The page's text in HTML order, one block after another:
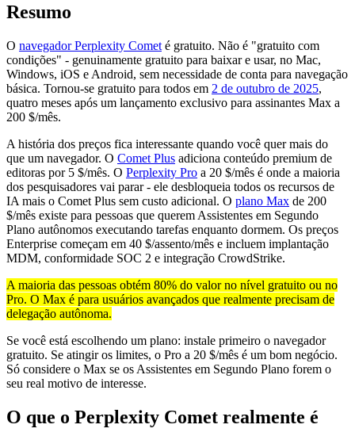
Resumo
O navegador Perplexity Comet é gratuito. Não é "gratuito com
condições" - genuinamente gratuito para baixar e usar, no Mac,
Windows, iOS e Android, sem necessidade de conta para navegação
básica. Tornou-se gratuito para todos em 2 de outubro de 2025,
quatro meses após um lançamento exclusivo para assinantes Max a
200 $/mês.
A história dos preços fica interessante quando você quer mais do
que um navegador. O Comet Plus adiciona conteúdo premium de
editoras por 5 $/mês. O Perplexity Pro a 20 $/mês é onde a maioria
dos pesquisadores vai parar - ele desbloqueia todos os recursos de
IA mais o Comet Plus sem custo adicional. O plano Max de 200
$/mês existe para pessoas que querem Assistentes em Segundo
Plano autônomos executando tarefas enquanto dormem. Os preços
Enterprise começam em 40 $/assento/mês e incluem implantação
MDM, conformidade SOC 2 e integração CrowdStrike.
A maioria das pessoas obtém 80% do valor no nível gratuito ou no
Pro. O Max é para usuários avançados que realmente precisam de
delegação autônoma.
Se você está escolhendo um plano: instale primeiro o navegador
gratuito. Se atingir os limites, o Pro a 20 $/mês é um bom negócio.
Só considere o Max se os Assistentes em Segundo Plano forem o
seu real motivo de interesse.
O que o Perplexity Comet realmente é